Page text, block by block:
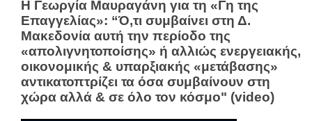
Η Γεωργία Μαυραγάνη για τη «Γη της
Επαγγελίας»: “Ό,τι συμβαίνει στη Δ.
Μακεδονία αυτή την περίοδο της
«απολιγνητοποίσης» ή αλλιώς ενεργειακής,
οικονομικής & υπαρξιακής «μετάβασης»
αντικατοπτρίζει τα όσα συμβαίνουν στη
χώρα αλλά & σε όλο τον κόσμο" (video)